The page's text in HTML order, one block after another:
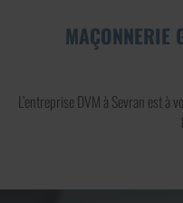
MAÇONNERIE
L’entreprise DVM à Sevran est à